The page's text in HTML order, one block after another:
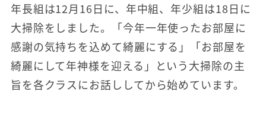
年長組は12月16日に、年中組、年少組は18日に
大掃除をしました。「今年一年使ったお部屋に
感謝の気持ちを込めて綺麗にする」「お部屋を
綺麗にして年神様を迎える」という大掃除の主
旨を各クラスにお話ししてから始めています。